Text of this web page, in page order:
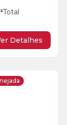
Total
Detalhes